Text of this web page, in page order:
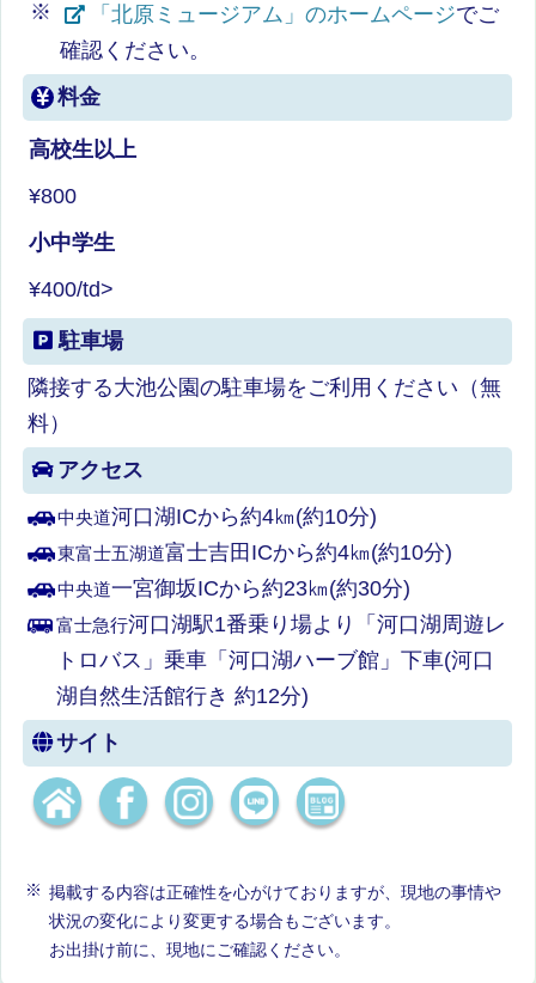
「北原ミュージアム」のホームページでご
確認ください。
料金
高校生以上
¥800
小中学生
¥400/td>
駐車場
隣接する大池公園の駐車場をご利用ください（無
料）
アクセス
中央道河口湖ICから約4㎞(約10分)
東富士五湖道富士吉田ICから約4㎞(約10分)
中央道一宮御坂ICから約23㎞(約30分)
富士急行河口湖駅1番乗り場より「河口湖周遊レ
トロバス」乗車「河口湖ハーブ館」下車(河口
湖自然生活館行き 約12分)
サイト
掲載する内容は正確性を心がけておりますが、現地の事情や
状況の変化により変更する場合もございます。
お出掛け前に、現地にご確認ください。